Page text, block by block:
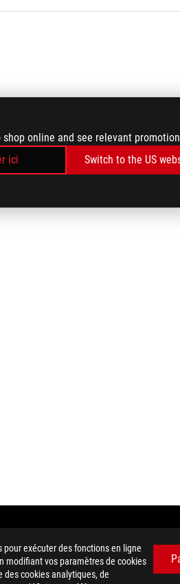
pour exécuter des fonctions en ligne
modifiant vos paramètres de cookies
des cookies analytiques, de
online and see relevant
ici
Switch to the US
un prix de revente recommandé.
de manutention et de